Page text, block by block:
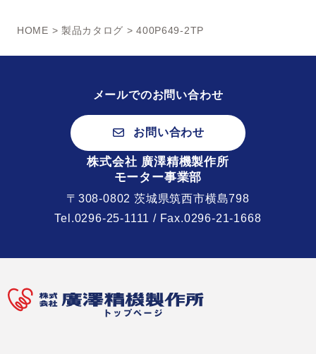
HOME > 製品カタログ > 400P649-2TP
メールでのお問い合わせ
お問い合わせ
株式会社 廣澤精機製作所
モーター事業部
〒308-0802 茨城県筑西市横島798
Tel.0296-25-1111 / Fax.0296-21-1668